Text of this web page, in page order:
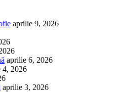
aprilie 9, 2026
aprilie 6, 2026
4, 2026
aprilie 3, 2026